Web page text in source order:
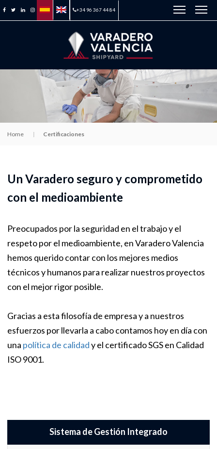
+34 96 367 44 84
Home Certificaciones
Un Varadero seguro y comprometido
con el medioambiente
Preocupados por la seguridad en el trabajo y el
respeto por el medioambiente, en Varadero Valencia
hemos querido contar con los mejores medios
técnicos y humanos para realizar nuestros proyectos
con el mejor rigor posible.
Gracias a esta filosofía de empresa y a nuestros
esfuerzos por llevarla a cabo contamos hoy en día con
una política de calidady el certificado SGS en Calidad
ISO 9001.
Sistema de Gestión Integrado